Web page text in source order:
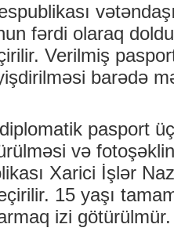
fərdi olaraq
Verilmiş
barədə
pasport
və
Xarici İşlər
15 yaşı
izi götürülmür.